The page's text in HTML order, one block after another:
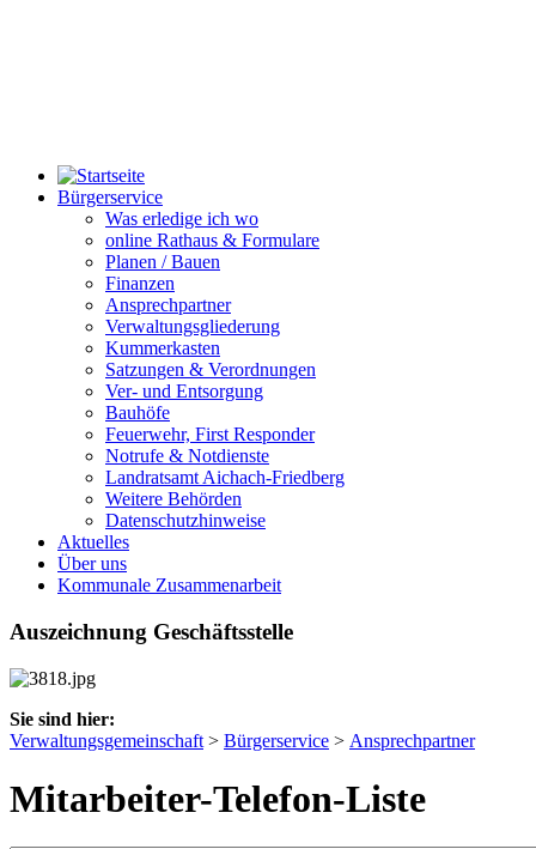
Bürgerservice
Was erledige ich wo
online Rathaus & Formulare
Planen / Bauen
Finanzen
Ansprechpartner
Verwaltungsgliederung
Kummerkasten
Satzungen & Verordnungen
Ver- und Entsorgung
Bauhöfe
Feuerwehr, First Responder
Notrufe & Notdienste
Landratsamt Aichach-Friedberg
Weitere Behörden
Datenschutzhinweise
Aktuelles
Über uns
Kommunale Zusammenarbeit
Auszeichnung Geschäftsstelle
Sie sind hier:
Verwaltungsgemeinschaft > Bürgerservice > Ansprechpartner
Mitarbeiter-Telefon-Liste